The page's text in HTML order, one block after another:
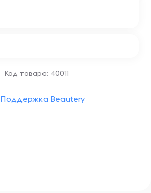
Код товара: 40011
Поддержка Beautery